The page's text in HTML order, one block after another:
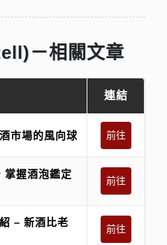
－相關文章
連結
市場的風向球 前往
掌握酒泡鑑定
前往
– 新酒比老
前往